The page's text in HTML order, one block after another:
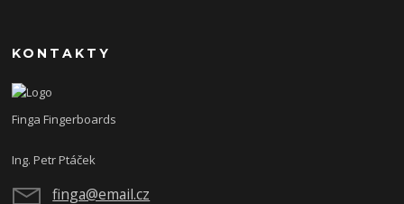
KONTAKTY
Finga Fingerboards
Ing. Petr Ptáček
finga@email.cz